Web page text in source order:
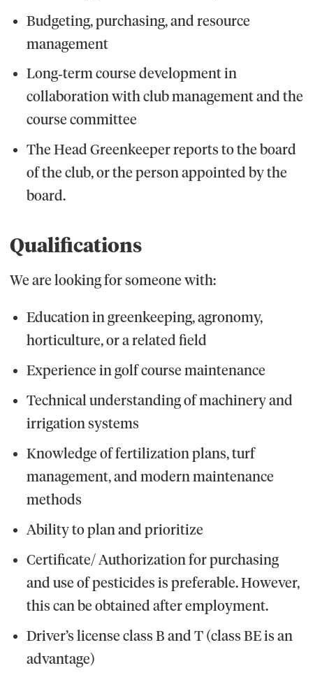
Budgeting, purchasing, and resource
management
Long‑term course development in
collaboration with club management and the
course committee
The Head Greenkeeper reports to the board
of the club, or the person appointed by the
board.
Qualifications
We are looking for someone with:
Education in greenkeeping, agronomy,
horticulture, or a related field
Experience in golf course maintenance
Technical understanding of machinery and
irrigation systems
Knowledge of fertilization plans, turf
management, and modern maintenance
methods
Ability to plan and prioritize
Certificate/ Authorization for purchasing
and use of pesticides is preferable. However,
this can be obtained after employment.
Driver’s license class B and T (class BE is an
advantage)